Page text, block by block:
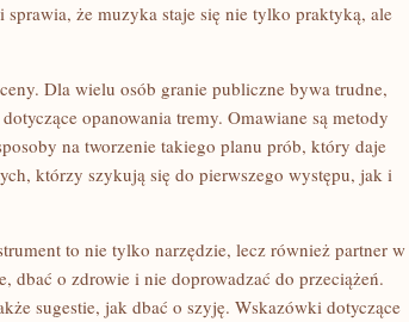
że muzyka staje się nie tylko praktyką, ale
Dla wielu osób granie publiczne bywa trudne,
opanowania tremy. Omawiane są metody
na tworzenie takiego planu prób, który daje
którzy szykują się do pierwszego występu, jak i
to nie tylko narzędzie, lecz również partner w
dbać o zdrowie i nie doprowadzać do przeciążeń.
sugestie, jak dbać o szyję. Wskazówki dotyczące